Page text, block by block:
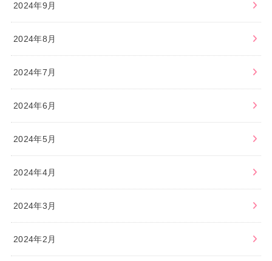
2024年9月
2024年8月
2024年7月
2024年6月
2024年5月
2024年4月
2024年3月
2024年2月